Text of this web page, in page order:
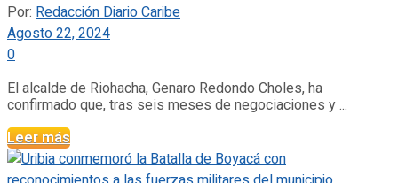
Por: Redacción Diario Caribe
Agosto 22, 2024
0
El alcalde de Riohacha, Genaro Redondo Choles, ha
confirmado que, tras seis meses de negociaciones y ...
Leer más